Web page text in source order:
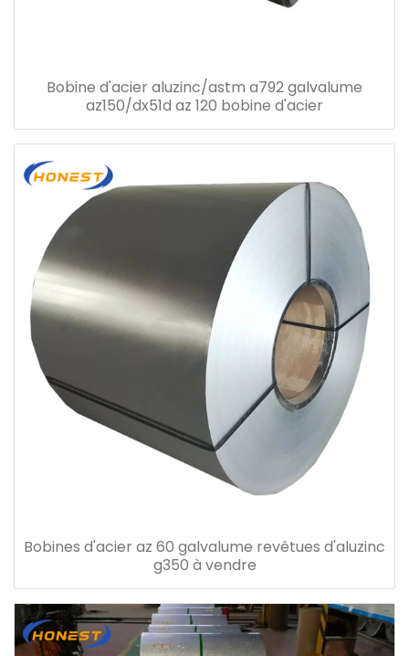
Bobine d'acier aluzinc/astm a792 galvalume
az150/dx51d az 120 bobine d'acier
Bobines d'acier az 60 galvalume revêtues d'aluzinc
g350 à vendre